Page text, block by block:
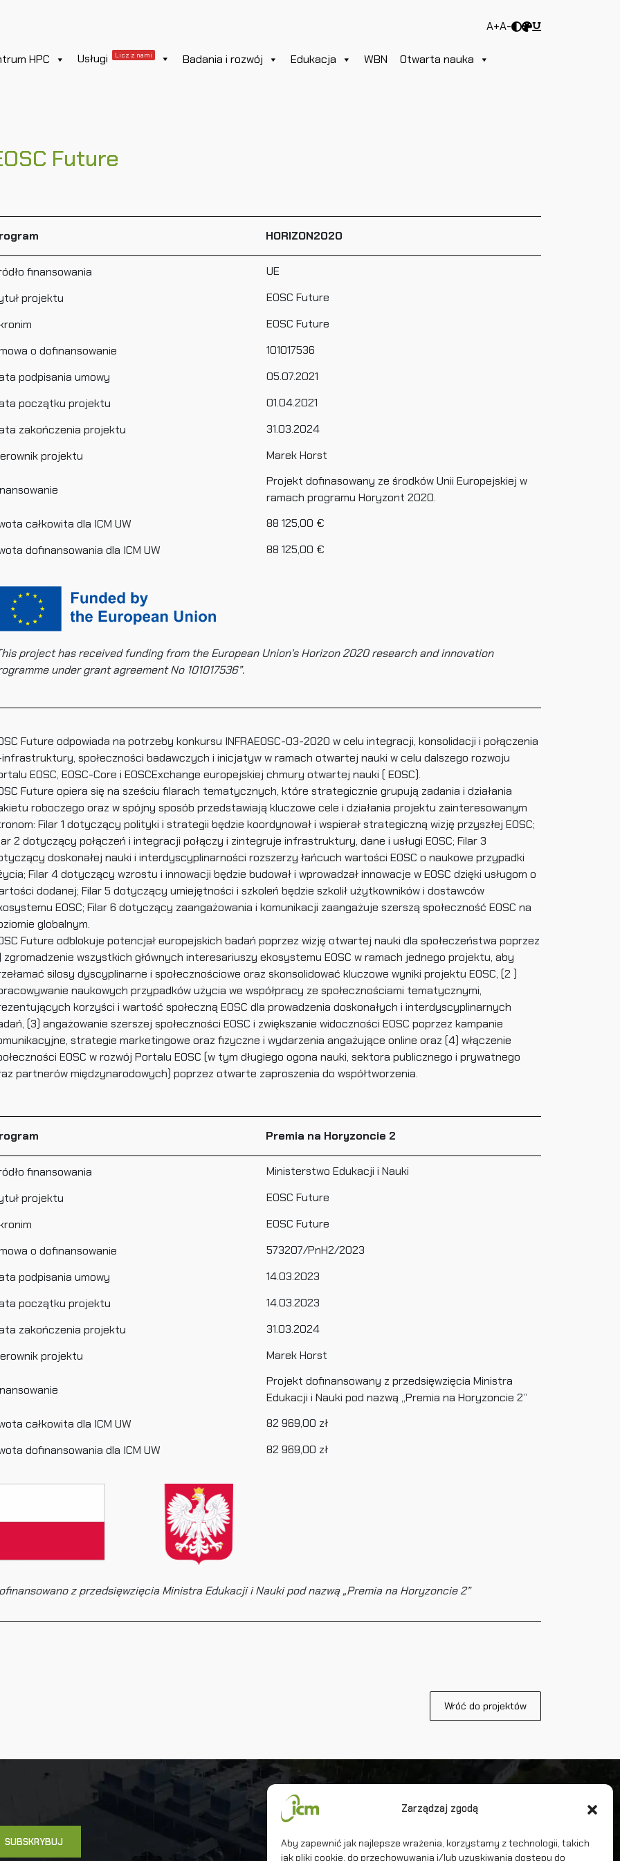
Zarządzaj zgodą
Aby zapewnić jak najlepsze wrażenia, korzystamy z technologii, takich
jak pliki cookie, do przechowywania i/lub uzyskiwania dostępu do
A+A-
HPC Usługi Licz z nami Badania i rozwój Edukacja WBN Otwarta nauka
Future
HORIZON2020
finansowania
UE
projektu
EOSC Future
EOSC Future
o dofinansowanie
101017536
podpisania umowy
05.07.2021
początku projektu
01.04.2021
zakończenia projektu
31.03.2024
projektu
Marek Horst
Projekt dofinasowany ze środków Unii Europejskiej w
ramach programu Horyzont 2020.
całkowita dla ICM UW
88 125,00 €
dofinansowania dla ICM UW
88 125,00 €
project has received funding from the European Union’s Horizon 2020 research and innovation
under grant agreement No 101017536”.
Future odpowiada na potrzeby konkursu INFRAEOSC-03-2020 w celu integracji, konsolidacji i połączenia
społeczności badawczych i inicjatyw w ramach otwartej nauki w celu dalszego rozwoju
EOSC, EOSC-Core i EOSCExchange europejskiej chmury otwartej nauki ( EOSC).
Future opiera się na sześciu filarach tematycznych, które strategicznie grupują zadania i działania
roboczego oraz w spójny sposób przedstawiają kluczowe cele i działania projektu zainteresowanym
Filar 1 dotyczący polityki i strategii będzie koordynował i wspierał strategiczną wizję przyszłej EOSC;
2 dotyczący połączeń i integracji połączy i zintegruje infrastruktury, dane i usługi EOSC; Filar 3
doskonałej nauki i interdyscyplinarności rozszerzy łańcuch wartości EOSC o naukowe przypadki
Filar 4 dotyczący wzrostu i innowacji będzie budował i wprowadzał innowacje w EOSC dzięki usługom o
dodanej; Filar 5 dotyczący umiejętności i szkoleń będzie szkolił użytkowników i dostawców
EOSC; Filar 6 dotyczący zaangażowania i komunikacji zaangażuje szerszą społeczność EOSC na
globalnym.
Future odblokuje potencjał europejskich badań poprzez wizję otwartej nauki dla społeczeństwa poprzez
zgromadzenie wszystkich głównych interesariuszy ekosystemu EOSC w ramach jednego projektu, aby
silosy dyscyplinarne i społecznościowe oraz skonsolidować kluczowe wyniki projektu EOSC, (2 )
naukowych przypadków użycia we współpracy ze społecznościami tematycznymi,
korzyści i wartość społeczną EOSC dla prowadzenia doskonałych i interdyscyplinarnych
(3) angażowanie szerszej społeczności EOSC i zwiększanie widoczności EOSC poprzez kampanie
strategie marketingowe oraz fizyczne i wydarzenia angażujące online oraz (4) włączenie
EOSC w rozwój Portalu EOSC (w tym długiego ogona nauki, sektora publicznego i prywatnego
partnerów międzynarodowych) poprzez otwarte zaproszenia do współtworzenia.
Premia na Horyzoncie 2
finansowania
Ministerstwo Edukacji i Nauki
projektu
EOSC Future
EOSC Future
o dofinansowanie
573207/PnH2/2023
podpisania umowy
14.03.2023
początku projektu
14.03.2023
zakończenia projektu
31.03.2024
projektu
Marek Horst
Projekt dofinansowany z przedsięwzięcia Ministra
Edukacji i Nauki pod nazwą „Premia na Horyzoncie 2”
całkowita dla ICM UW
82 969,00 zł
dofinansowania dla ICM UW
82 969,00 zł
z przedsięwzięcia Ministra Edukacji i Nauki pod nazwą „Premia na Horyzoncie 2”
Wróć do projektów
Uniwersytet Warszawski
Interdyscyplinarne Centrum Modelowania